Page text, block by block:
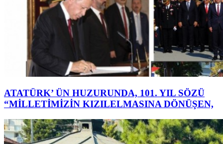
ATATÜRK’ ÜN HUZURUNDA, 101. YIL SÖZÜ
“MİLLETİMİZİN KIZILELMASINA DÖNÜŞEN,